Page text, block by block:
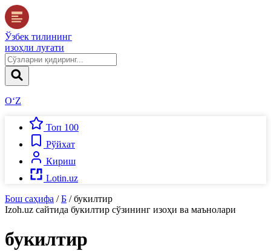
Ўзбек тилининг
изоҳли луғати
O‘Z
Топ 100
Рўйхат
Кириш
Lotin.uz
Бош саҳифа / Б / букилтир
Izoh.uz сайтида букилтир сўзининг изоҳи ва маънолари
букилтир